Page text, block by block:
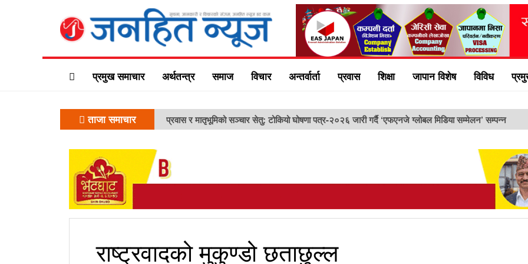
प्रमुख समाचार अर्थतन्त्र समाज विचार अन्तर्वार्ता प्रवास शिक्षा जापान विशेष विविध
ताजा समाचार प्रवास र मातृभूमिको सञ्चार सेतु: टोकियो घोषणा पत्र-२०२६ जारी गर्दै ‘एफएनजे ग्लोबल मिडिया सम्मेलन’ सम्पन्न
राष्ट्रवादको मुकुण्डो छताछुल्ल